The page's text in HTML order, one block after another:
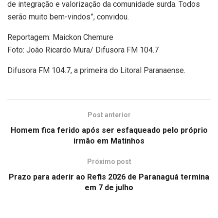
de integração e valorização da comunidade surda. Todos
serão muito bem-vindos”, convidou.
Reportagem: Maickon Chemure
Foto: João Ricardo Mura/ Difusora FM 104.7
Difusora FM 104.7, a primeira do Litoral Paranaense.
Post anterior
Homem fica ferido após ser esfaqueado pelo próprio
irmão em Matinhos
Próximo post
Prazo para aderir ao Refis 2026 de Paranaguá termina
em 7 de julho